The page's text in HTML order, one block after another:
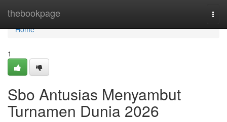
thebookpage
Home
Home
1
Sbo Antusias Menyambut
Turnamen Dunia 2026